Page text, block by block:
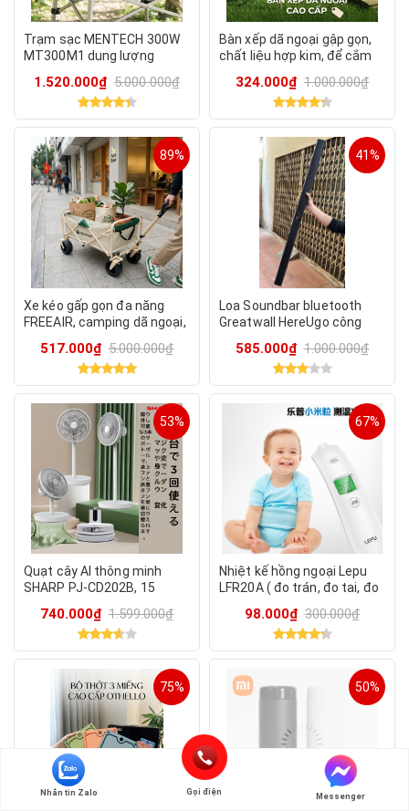
Trạm sạc MENTECH 300W
MT300M1 dung lượng
1.520.000₫ 5.000.000₫
Bàn xếp dã ngoại gập gọn,
chất liệu hợp kim, để cắm
324.000₫ 1.000.000₫
89%
Xe kéo gấp gọn đa năng
FREEAIR, camping dã ngoại,
517.000₫ 5.000.000₫
41%
Loa Soundbar bluetooth
Greatwall HereUgo công
Type-C hỗ trợ kết nối cổng
585.000₫ 1.000.000₫
53%
Quạt cây AI thông minh
SHARP PJ‑CD202B, 15
740.000₫ 1.599.000₫
67%
Nhiệt kế hồng ngoại Lepu
LFR20A ( đo trán, đo tai, đo
98.000₫ 300.000₫
75% 50%
Nhắn tin Zalo Gọi điện Messenger